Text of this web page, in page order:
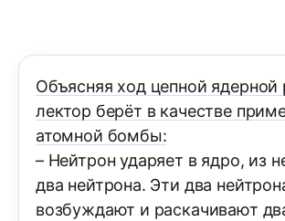
Объясняя ход цепной ядерной
лектор берёт в качестве
атомной бомбы:
– Нейтрон ударяет в ядро, из
два нейтрона. Эти два
возбуждают и раскачивают